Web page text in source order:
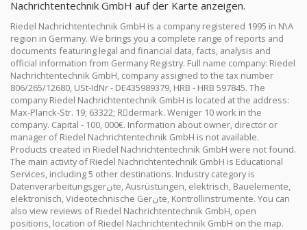
Nachrichtentechnik GmbH auf der Karte anzeigen.
Riedel Nachrichtentechnik GmbH is a company registered 1995 in N\A
region in Germany. We brings you a complete range of reports and
documents featuring legal and financial data, facts, analysis and
official information from Germany Registry. Full name company: Riedel
Nachrichtentechnik GmbH, company assigned to the tax number
806/265/12680, USt-IdNr - DE435989379, HRB - HRB 597845. The
company Riedel Nachrichtentechnik GmbH is located at the address:
Max-Planck-Str. 19; 63322; Rِdermark. Weniger 10 work in the
company. Capital - 100, 000€. Information about owner, director or
manager of Riedel Nachrichtentechnik GmbH is not available.
Products created in Riedel Nachrichtentechnik GmbH were not found.
The main activity of Riedel Nachrichtentechnik GmbH is Educational
Services, including 5 other destinations. Industry category is
Datenverarbeitungsgerنte, Ausrüstungen, elektrisch, Bauelemente,
elektronisch, Videotechnische Gerنte, Kontrollinstrumente. You can
also view reviews of Riedel Nachrichtentechnik GmbH, open
positions, location of Riedel Nachrichtentechnik GmbH on the map.